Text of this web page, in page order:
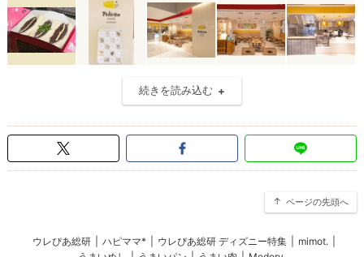
続きを読み込む
ページの先頭へ
ウレぴあ総研 ハピママ* ウレぴあ総研 ディズニー特集 mimot.